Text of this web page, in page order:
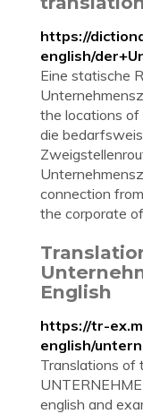
https://
english/
Eine statische
the locations of
die
connection
the corporate
English
https://tr-
english/
Translations of
english and